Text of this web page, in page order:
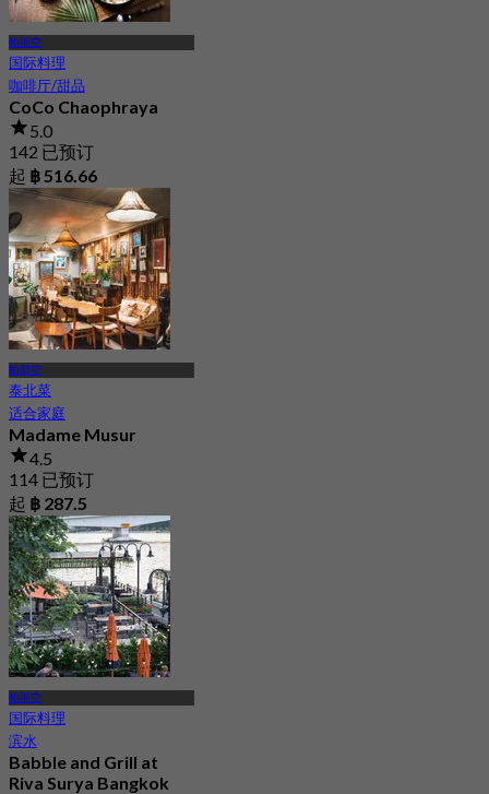
帕那空
国际料理
咖啡厅/甜品
CoCo Chaophraya
5.0
142 已预订
起 ฿ 516.66
帕那空
泰北菜
适合家庭
Madame Musur
4.5
114 已预订
起 ฿ 287.5
帕那空
国际料理
滨水
Babble and Grill at
Riva Surya Bangkok